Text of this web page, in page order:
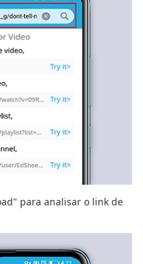
para analisar o link de